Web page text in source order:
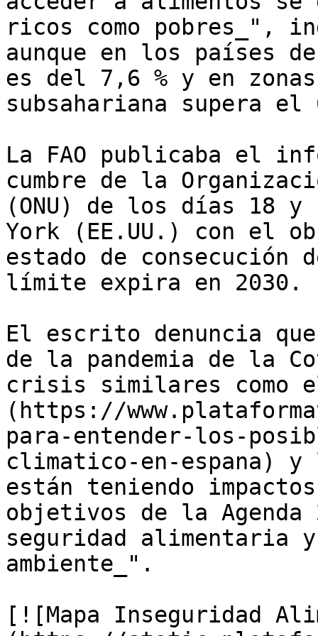
ricos como pobres_",
aunque en los países
es del 7,6 % y en
subsahariana supera el
La FAO publicaba el
cumbre de la
(ONU) de los días 18 y
York (EE.UU.) con el
estado de consecución
límite expira en 2030.
El escrito denuncia
de la pandemia de la
crisis similares como
(https://
para-entender-los-
climatico-en-espana)
están teniendo
objetivos de la Agenda
seguridad alimentaria
ambiente_".
[![Mapa Inseguridad